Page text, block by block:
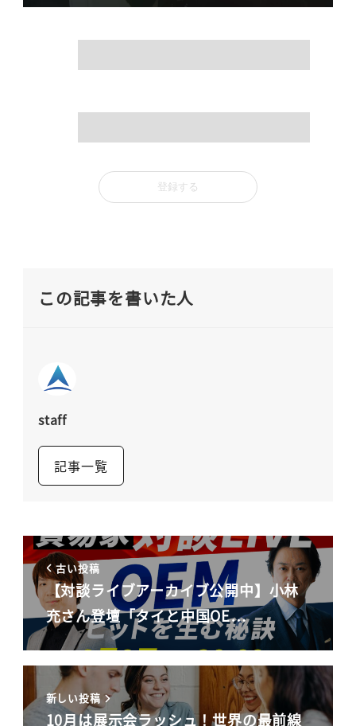
この記事を書いた人
staff
記事一覧
古い投稿
【対談ライブアーカイブ公開中】小林
充さん登壇「タイと中国OE…
新しい投稿
10月は展示会ラッシュ！世界の最前線